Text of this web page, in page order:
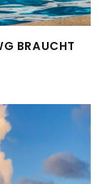
BRAUCHT